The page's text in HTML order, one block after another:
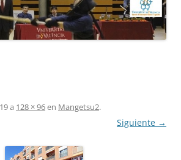
a 128 × 96en Mangetsu2.
Siguiente →